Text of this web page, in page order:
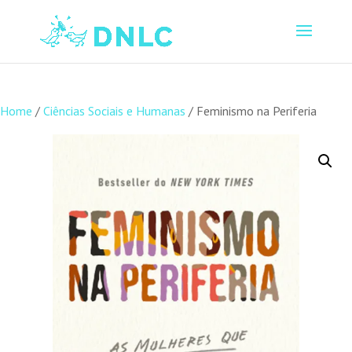
Home / Ciências Sociais e Humanas / Feminismo na Periferia